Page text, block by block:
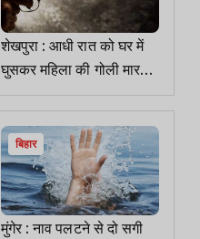
शेखपुरा : आधी रात को घर में
घुसकर महिला की गोली मारकर
हत्या, जांच में जुटी पुलिस
बिहार
मुंगेर : नाव पलटने से दो सगी